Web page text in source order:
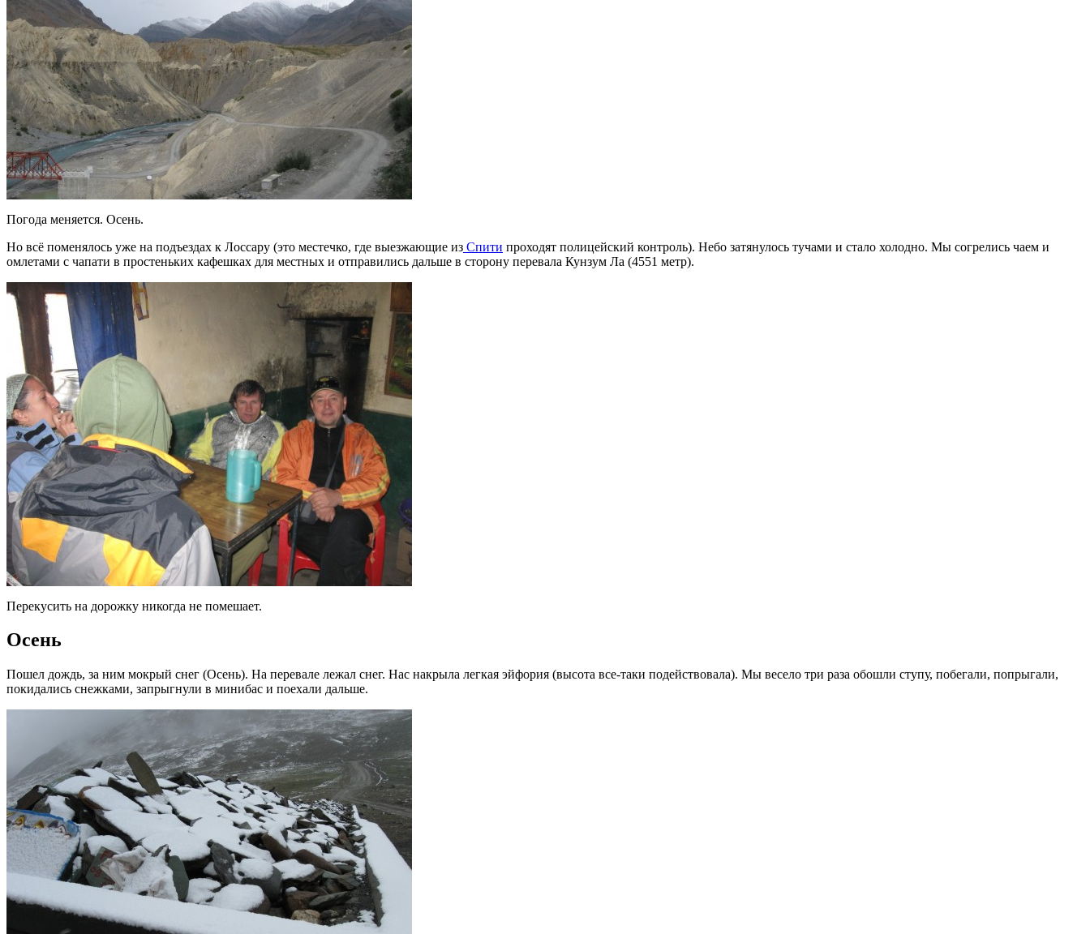
Погода меняется. Осень.
Но всё поменялось уже на подъездах к Лоссару (это местечко, где выезжающие из Спити проходят полицейский контроль). Небо затянулось тучами и стало холодно. Мы согрелись чаем и
омлетами с чапати в простеньких кафешках для местных и отправились дальше в сторону перевала Кунзум Ла (4551 метр).
Перекусить на дорожку никогда не помешает.
Осень
Пошел дождь, за ним мокрый снег (Осень). На перевале лежал снег. Нас накрыла легкая эйфория (высота все-таки подействовала). Мы весело три раза обошли ступу, побегали, попрыгали,
покидались снежками, запрыгнули в минибас и поехали дальше.